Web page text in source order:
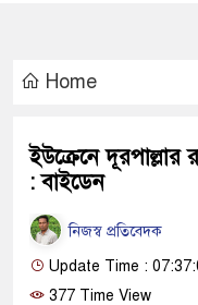
Home
ইউক্রেনে দূরপাল্লার
: বাইডেন
নিজস্ব প্রতিবেদক
Update Time :
377 Time View